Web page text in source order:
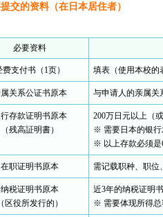
交的资料（在日本居住者）
必要资料
费支付书（1页） 填表（使用本校的
关系公证书原本 与申请人的亲属关
存款证明书原本
（残高証明書）
200万日元以上（
※ 需要日本的银行
※ 以上存款必须是
在职证明书原本 需记载职种、职位
纳税证明书原本
（区役所发行的）
近3年的纳税证明
※ 需要体现所得